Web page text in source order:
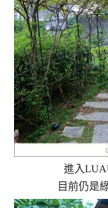
進入
目前仍是